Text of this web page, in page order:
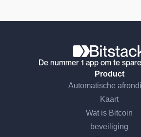
De nummer 1 app om te
Product
Automatische
Kaart
Wat is Bitcoin
beveiliging